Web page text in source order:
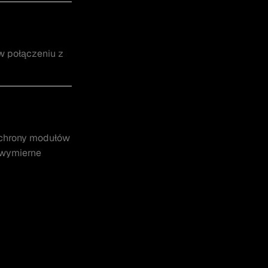
połączeniu z
modułów